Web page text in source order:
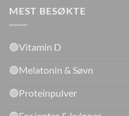
MEST BESØKTE
🟢Vitamin D
🟢Melatonin & Søvn
🟢Proteinpulver